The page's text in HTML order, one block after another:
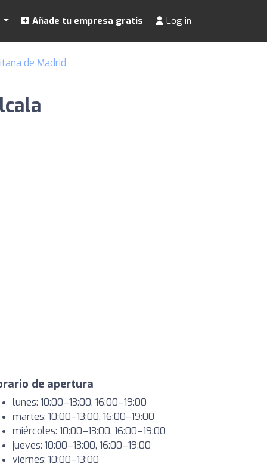
Añade tu empresa gratis Log in
de Madrid
de apertura
lunes: 10:00–13:00, 16:00–19:00
martes: 10:00–13:00, 16:00–19:00
miércoles: 10:00–13:00, 16:00–19:00
jueves: 10:00–13:00, 16:00–19:00
viernes: 10:00–13:00